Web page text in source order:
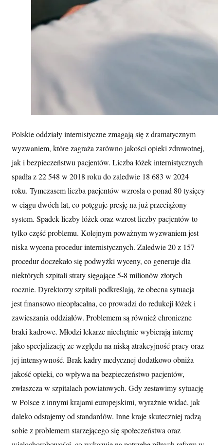
Polskie oddziały internistyczne zmagają się z dramatycznym
wyzwaniem, które zagraża zarówno jakości opieki zdrowotnej,
jak i bezpieczeństwu pacjentów. Liczba łóżek internistycznych
spadła z 22 548 w 2018 roku do zaledwie 18 683 w 2024
roku. Tymczasem liczba pacjentów wzrosła o ponad 80 tysięcy
w ciągu dwóch lat, co potęguje presję na już przeciążony
system. Spadek liczby łóżek oraz wzrost liczby pacjentów to
tylko część problemu. Kolejnym poważnym wyzwaniem jest
niska wycena procedur internistycznych. Zaledwie 20 z 157
procedur doczekało się podwyżki wyceny, co generuje dla
niektórych szpitali straty sięgające 5-8 milionów złotych
rocznie. Dyrektorzy szpitali podkreślają, że obecna sytuacja
jest finansowo nieopłacalna, co prowadzi do redukcji łóżek i
zawieszania oddziałów. Problemem są również chroniczne
braki kadrowe. Młodzi lekarze niechętnie wybierają internę
jako specjalizację ze względu na niską atrakcyjność pracy oraz
jej intensywność. Brak kadry medycznej dodatkowo obniża
jakość opieki, co wpływa na bezpieczeństwo pacjentów,
zwłaszcza w szpitalach powiatowych. Gdy zestawimy sytuację
w Polsce z innymi krajami europejskimi, wyraźnie widać, jak
daleko odstajemy od standardów. Inne kraje skuteczniej radzą
sobie z problemem starzejącego się społeczeństwa oraz